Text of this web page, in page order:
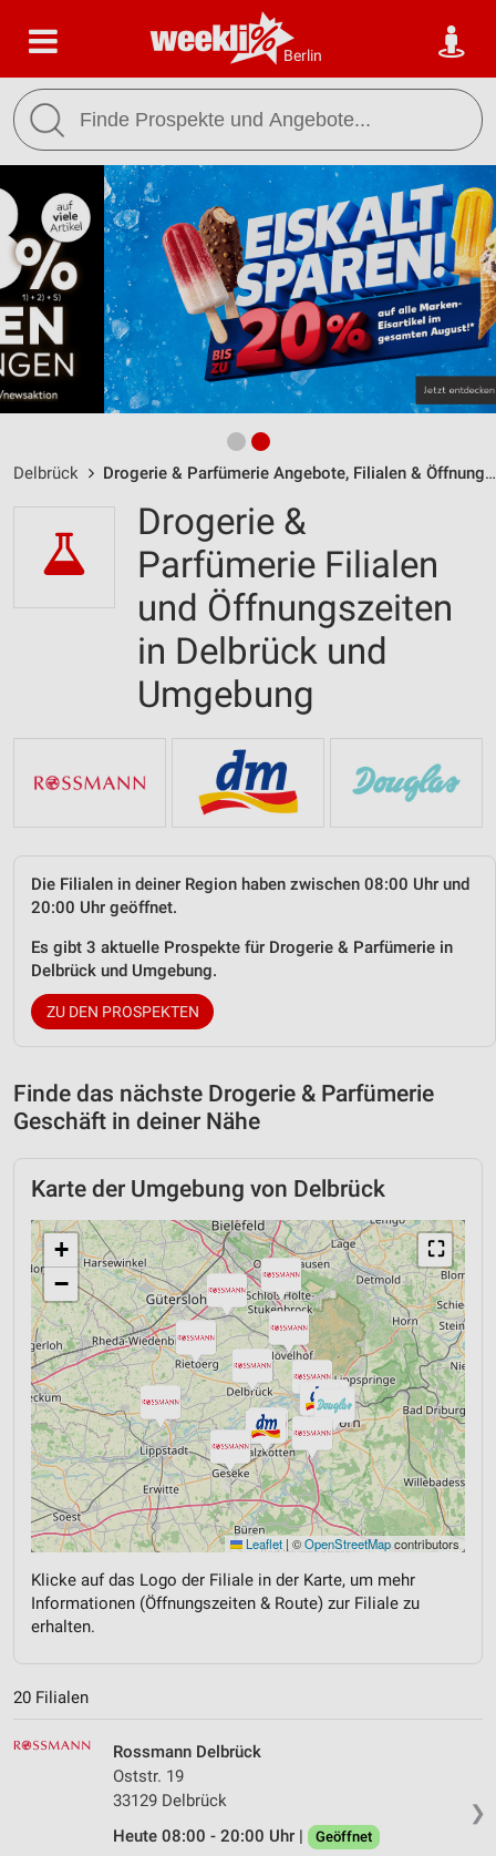
Berlin
Delbrück Drogerie & Parfümerie Angebote, Filialen & Öffnungszeiten
Drogerie &
Parfümerie Filialen
und Öffnungszeiten
in Delbrück und
Umgebung
Die Filialen in deiner Region haben zwischen 08:00 Uhr und
20:00 Uhr geöffnet.
Es gibt 3 aktuelle Prospekte für Drogerie & Parfümerie in
Delbrück und Umgebung.
ZU DEN PROSPEKTEN
Finde das nächste Drogerie & Parfümerie
Geschäft in deiner Nähe
Karte der Umgebung von Delbrück
⛶
+
−
Leaflet | ©OpenStreetMapcontributors
Klicke auf das Logo der Filiale in der Karte, um mehr
Informationen (Öffnungszeiten & Route) zur Filiale zu
erhalten.
20 Filialen
❯
Rossmann Delbrück
Oststr. 19
33129 Delbrück
Heute 08:00 - 20:00 Uhr |
Geöffnet